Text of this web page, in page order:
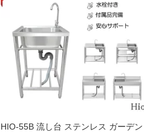
HIO-55B 流し台 ステンレス ガーデン